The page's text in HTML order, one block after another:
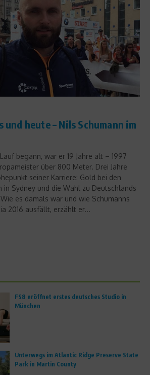
und heute – Nils Schumann im
begann, war er 19 Jahre alt – 1997
über 800 Meter. Drei Jahre
seiner Karriere: Gold bei den
in Sydney und die Wahl zu Deutschlands
es damals war und wie Schumanns
2016 ausfällt, erzählt er...
FS8 eröffnet erstes deutsches Studio in
München
Unterwegs im Atlantic Ridge Preserve State
Park in Martin County